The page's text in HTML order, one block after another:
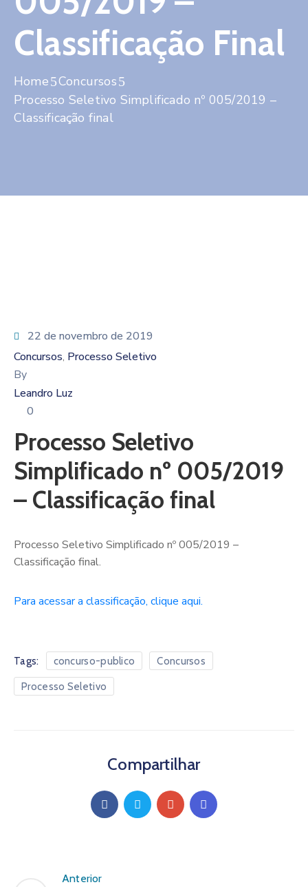
Classificação Final
Home
Concursos
Processo Seletivo Simplificado nº 005/2019 –
Classificação final
22 de novembro de 2019
Concursos‚ Processo Seletivo
By
Leandro Luz
0
Processo Seletivo
Simplificado nº 005/2019
– Classificação final
Processo Seletivo Simplificado nº 005/2019 –
Classificação final.
Para acessar a classificação, clique aqui.
Tags: concurso-publico Concursos
Processo Seletivo
Compartilhar
Anterior